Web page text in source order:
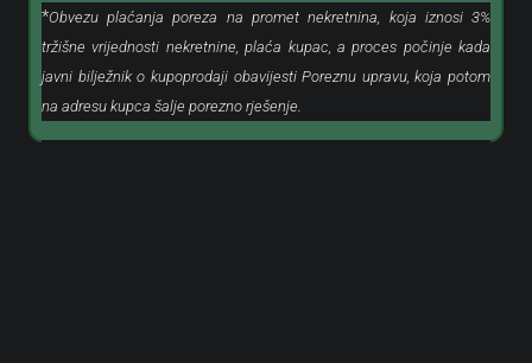
*Obvezu plaćanja poreza na promet nekretnina, koja iznosi 3%
tržišne vrijednosti nekretnine, plaća kupac, a proces počinje kada
javni bilježnik o kupoprodaji obavijesti Poreznu upravu, koja potom
na adresu kupca šalje porezno rješenje.